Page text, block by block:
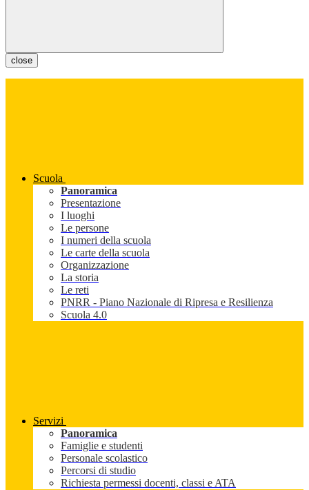
close
Scuola
Panoramica
Presentazione
I luoghi
Le persone
I numeri della scuola
Le carte della scuola
Organizzazione
La storia
Le reti
PNRR - Piano Nazionale di Ripresa e Resilienza
Scuola 4.0
Servizi
Panoramica
Famiglie e studenti
Personale scolastico
Percorsi di studio
Richiesta permessi docenti, classi e ATA